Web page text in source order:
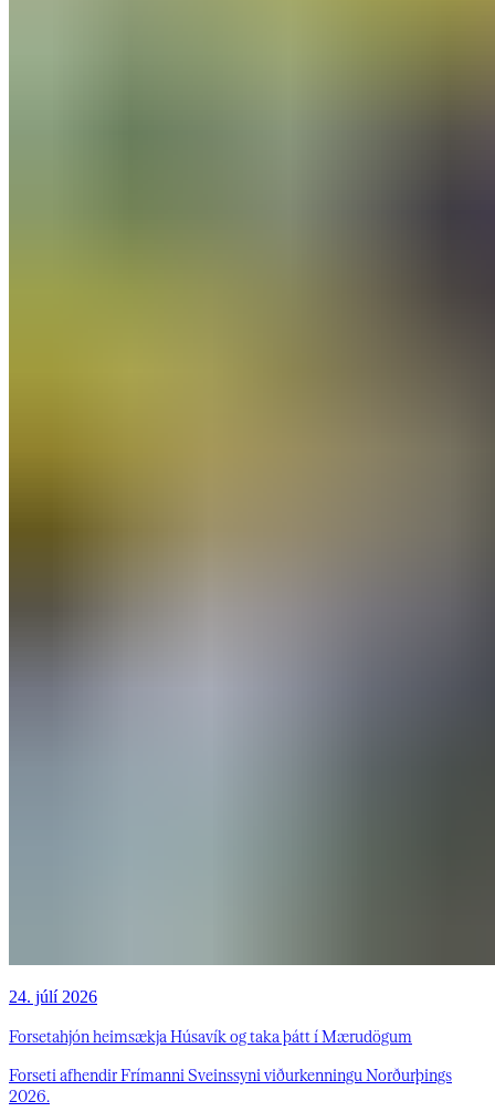
24. júlí 2026
Forsetahjón heimsækja Húsavík og taka þátt í Mærudögum
Forseti afhendir Frímanni Sveinssyni viðurkenningu Norðurþings
2026.